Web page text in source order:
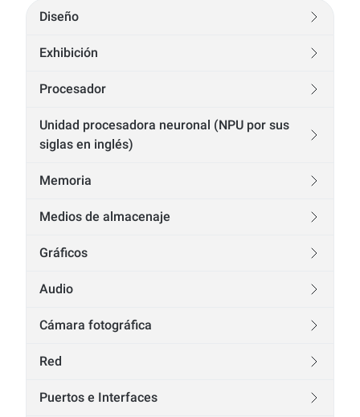
Diseño
Exhibición
Procesador
Unidad procesadora neuronal (NPU por sus
siglas en inglés)
Memoria
Medios de almacenaje
Gráficos
Audio
Cámara fotográfica
Red
Puertos e Interfaces